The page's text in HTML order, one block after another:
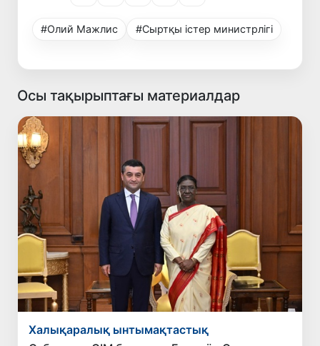
#Олий Мажлис #Сыртқы істер министрлігі
Осы тақырыптағы материалдар
Халықаралық ынтымақтастық